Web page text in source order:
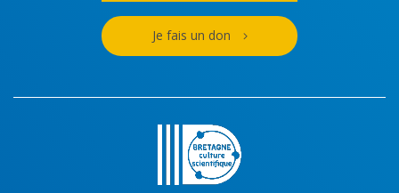
Je fais un don